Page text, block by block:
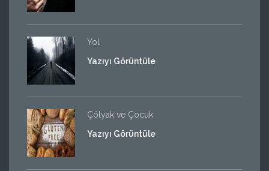
Yol
Yazıyı Görüntüle
Çölyak ve Çocuk
Yazıyı Görüntüle